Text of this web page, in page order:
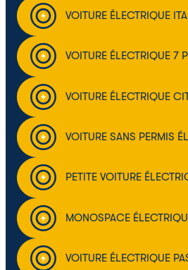
VOITURE ÉLECTRIQUE
VOITURE ÉLECTRIQUE 7
VOITURE ÉLECTRIQUE
VOITURE SANS PERMIS
PETITE VOITURE
MONOSPACE
VOITURE ÉLECTRIQUE